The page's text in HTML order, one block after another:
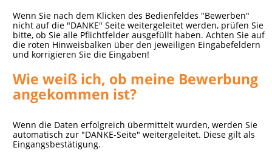
Wenn Sie nach dem Klicken des Bedienfeldes "Bewerben"
nicht auf die "DANKE" Seite weitergeleitet werden, prüfen Sie
bitte, ob Sie alle Pflichtfelder ausgefüllt haben. Achten Sie auf
die roten Hinweisbalken über den jeweiligen Eingabefeldern
und korrigieren Sie die Eingaben!
Wie weiß ich, ob meine Bewerbung
angekommen ist?
Wenn die Daten erfolgreich übermittelt wurden, werden Sie
automatisch zur "DANKE-Seite" weitergeleitet. Diese gilt als
Eingangsbestätigung.